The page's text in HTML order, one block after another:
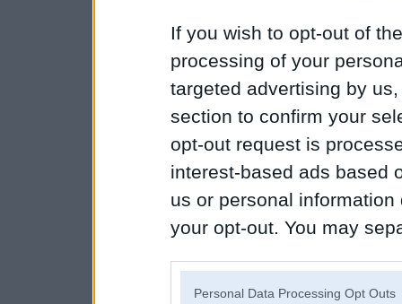
If you wish to opt-out of
processing of your
targeted advertising by
section to confirm your
opt-out request is
interest-based ads based
us or personal
your opt-out. You may
Personal Data Processing Opt Outs